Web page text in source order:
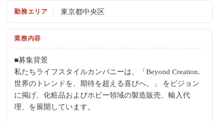
勤務エリア 東京都中央区
業務内容
■募集背景
私たちライフスタイルカンパニーは、「Beyond Creation.
世界のトレンドを、期待を超える喜びへ。」 をビジョン
に掲げ、化粧品およびホビー領域の製造販売、輸入代
理、を展開しています。